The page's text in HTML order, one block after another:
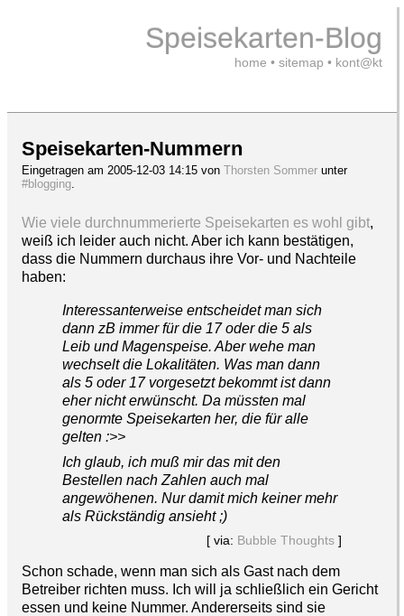
Speisekarten-Blog
home • sitemap • kont@kt
Speisekarten-Nummern
Eingetragen am 2005-12-03 14:15 von Thorsten Sommer unter
#blogging.
Wie viele durchnummerierte Speisekarten es wohl gibt,
weiß ich leider auch nicht. Aber ich kann bestätigen,
dass die Nummern durchaus ihre Vor- und Nachteile
haben:
Interessanterweise entscheidet man sich
dann zB immer für die 17 oder die 5 als
Leib und Magenspeise. Aber wehe man
wechselt die Lokalitäten. Was man dann
als 5 oder 17 vorgesetzt bekommt ist dann
eher nicht erwünscht. Da müssten mal
genormte Speisekarten her, die für alle
gelten :>>
Ich glaub, ich muß mir das mit den
Bestellen nach Zahlen auch mal
angewöhenen. Nur damit mich keiner mehr
als Rückständig ansieht ;)
[ via: Bubble Thoughts ]
Schon schade, wenn man sich als Gast nach dem
Betreiber richten muss. Ich will ja schließlich ein Gericht
essen und keine Nummer. Andererseits sind sie